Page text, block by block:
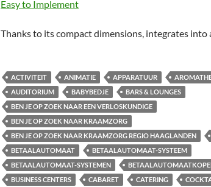
Easy to Implement
Thanks to its compact dimensions, integrates into
ACTIVITEIT ANIMATIE APPARATUUR
AUDITORIUM
BABYBEDJE
BARS & LOUNGES
BEN JE OP ZOEK NAAR EEN VERLOSKUNDIGE
BEN JE OP ZOEK NAAR KRAAMZORG
BEN JE OP ZOEK NAAR KRAAMZORG REGIO HAAGLANDEN
BETAALAUTOMAAT
BETAALAUTOMAAT-SYSTEEM
BETAALAUTOMAAT-SYSTEMEN
BUSINESS CENTERS
CABARET CATERING